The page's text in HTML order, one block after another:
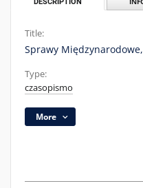
Title:
Sprawy
Type:
czasopismo
More